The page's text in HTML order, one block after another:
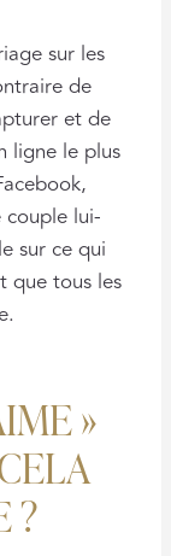
sur les
de
et de
ligne le plus
couple lui-
sur ce qui
que tous les
»
?